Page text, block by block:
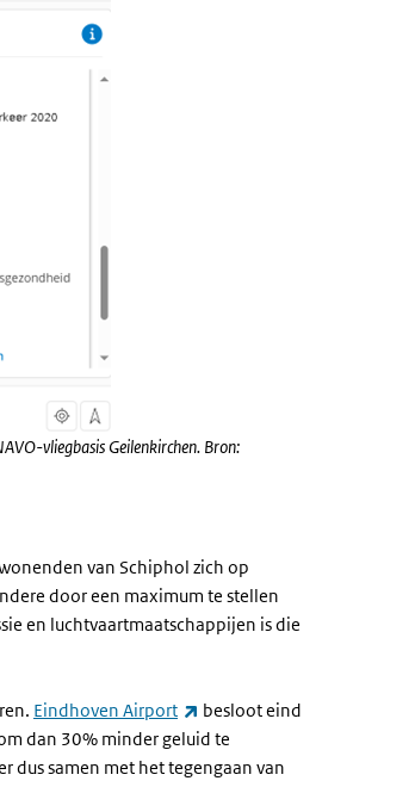
vliegbasis Geilenkirchen. Bron:
van Schiphol zich op
door een maximum te stellen
en luchtvaartmaatschappijen is die
Eindhoven Airport (externe link)
besloot eind
dan 30% minder geluid te
dus samen met het tegengaan van